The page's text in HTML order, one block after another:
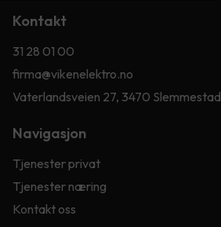
Kontakt
31 28 01 00
firma@vikenelektro.no
Vaterlandsveien 27, 3470 Slemmestad
Navigasjon
Tjenester privat
Tjenester næring
Kontakt oss